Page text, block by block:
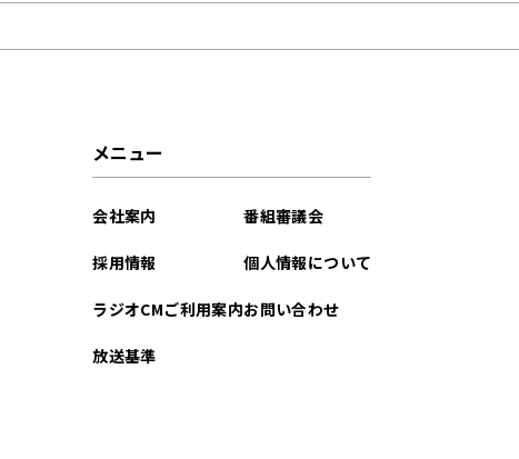
メニュー
会社案内
採用情報
ラジオCMご利用案内
放送基準
番組審議会
個人情報について
お問い合わせ